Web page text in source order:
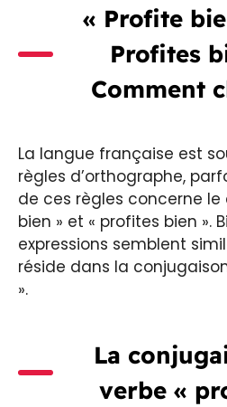
« Profite
Profites
Comment
La langue française est
règles d’orthographe,
de ces règles concerne le
bien » et « profites bien ».
expressions semblent
réside dans la
».
La
verbe «